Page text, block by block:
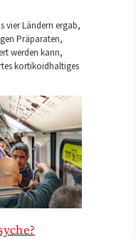
vier Ländern ergab,
Präparaten,
werden kann,
kortikoidhaltiges